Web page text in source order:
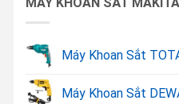
Máy Khoan Sắt
Máy Khoan Sắt